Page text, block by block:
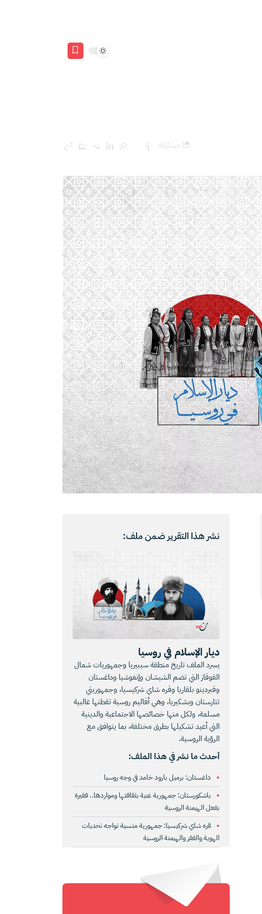
مشاركة
نشر هذا التقرير ضمن ملف:
ديار الإسلام في روسيا
يسرد الملف تاريخ منطقة سيبيريا وجمهوريات شمال
القوقاز التي تضم الشيشان وإنغوشيا وداغستان
وقبردينو بلقاريا وقره شاي شركيسيا، وجمهوريتي
تتارستان وبشكيريا، وهي أقاليم روسية تقطنها غالبية
مسلمة، ولكل منها خصائصها الاجتماعية والدينية
التي أعيد تشكيلها بطرق مختلفة، بما يتوافق مع
الرؤية الروسية.
أحدث ما نشر في هذا الملف:
داغستان: برميل بارود خامد في وجه روسيا
باشكورستان: جمهورية غنية بثقافتها ومواردها.. فقيرة
بفعل الهيمنة الروسية
قره شاي شركيسيا: جمهورية منسية تواجه تحديات
الهوية والفقر والهيمنة الروسية